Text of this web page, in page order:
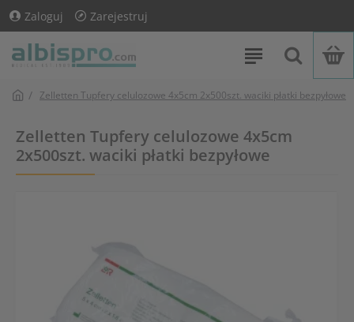
Zaloguj Zarejestruj
Zelletten Tupfery celulozowe 4x5cm 2x500szt. waciki płatki bezpyłowe
Zelletten Tupfery celulozowe 4x5cm
2x500szt. waciki płatki bezpyłowe